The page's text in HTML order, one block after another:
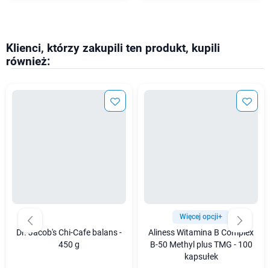
Klienci, którzy zakupili ten produkt, kupili
również:
Dr. Jacob's Chi-Cafe balans -
450 g
Więcej opcji+
Aliness Witamina B Complex
B-50 Methyl plus TMG - 100
kapsułek